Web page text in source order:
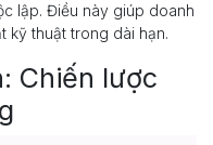
lập. Điều này giúp doanh
kỹ thuật trong dài hạn.
Chiến lược